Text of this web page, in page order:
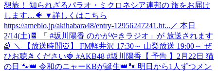
想旅！ 知られざるパラオ・ミクロネシア連邦の 旅をお届け
します…🐠 ▼詳しくはこちら
https://ameblo.jp/akihabara48/entry-12956247241.ht... ／ 本日
2/14(土)🍫 「 #坂川陽香 のかがやきラジオ」が 放送されます
🌈 ＼ 【放送時間⏰】 FM軽井沢 17:30～ 山梨放送 19:00～ ぜ
ひお聴きください🍓 #AKB48 #坂川陽香 【 予告 】2月22日 猫
の日 🐾👑 令和のニャーKBが誕生👑🐾 明日から1人ずつメン